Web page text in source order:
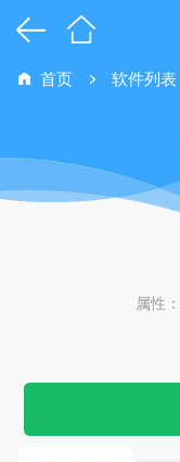
首页 软件列表
属性：